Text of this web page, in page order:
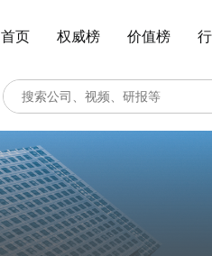
首页 权威榜 价值榜